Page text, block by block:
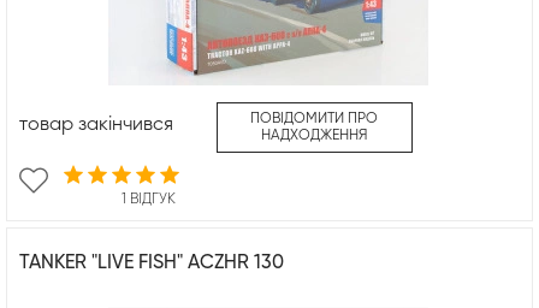
1 ВІДГУК
товар закінчився
ПОВІДОМИТИ ПРО
НАДХОДЖЕННЯ
TANKER "LIVE FISH" ACZHR 130